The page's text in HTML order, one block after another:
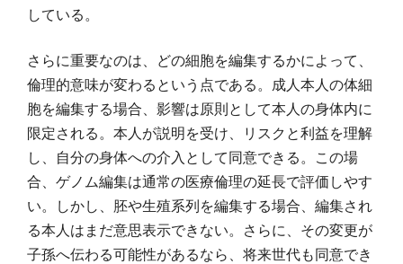
している。
さらに重要なのは、どの細胞を編集するかによって、
倫理的意味が変わるという点である。成人本人の体細
胞を編集する場合、影響は原則として本人の身体内に
限定される。本人が説明を受け、リスクと利益を理解
し、自分の身体への介入として同意できる。この場
合、ゲノム編集は通常の医療倫理の延長で評価しやす
い。しかし、胚や生殖系列を編集する場合、編集され
る本人はまだ意思表示できない。さらに、その変更が
子孫へ伝わる可能性があるなら、将来世代も同意でき